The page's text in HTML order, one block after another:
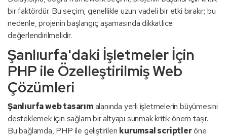
bir faktördür. Bu seçim, genellikle uzun vadeli bir etki bırakır; bu
nedenle, projenin başlangıç aşamasında dikkatlice
değerlendirilmelidir.
Şanlıurfa'daki İşletmeler İçin
PHP ile Özelleştirilmiş Web
Çözümleri
Şanlıurfa web tasarımalanında yerli işletmelerin büyümesini
desteklemek için sağlam bir altyapı sunmak kritik önem taşır.
Bu bağlamda, PHP ile geliştirilen kurumsal scriptleröne